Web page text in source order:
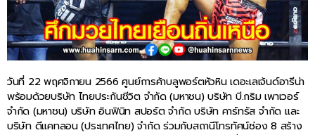
วันที่ 22 พฤศจิกายน 2566 ศูนย์การค้าบลูพอร์ตหัวหิน เดอะเลเจ้นด์อารีน่า
พร้อมด้วยบริษัท ไทยประกันชีวิต จำกัด (มหาชน) บริษัท บี.กริม เพาเวอร์
จำกัด (มหาชน) บริษัท อินฟินิท สปอร์ต จำกัด บริษัท คาร์ทรัส จำกัด และ
บริษัท ดีแคทลอน (ประเทศไทย) จำกัด ร่วมกับสถานีโทรทัศน์ช่อง 8 สร้าง